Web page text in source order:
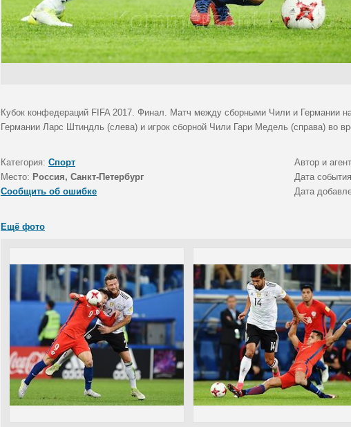
Кубок конфедераций FIFA 2017. Финал. Матч между сборными Чили и Германии
Германии Ларс Штиндль (слева) и игрок сборной Чили Гари Медель (справа) во
Категория: Спорт Автор и
Место: Россия, Санкт-Петербург Дата
Сообщить об ошибке
Дата
Ещё фото